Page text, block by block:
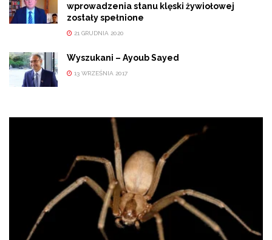
wprowadzenia stanu klęski żywiołowej
zostały spełnione
21 GRUDNIA 2020
Wyszukani – Ayoub Sayed
13 WRZEŚNIA 2017